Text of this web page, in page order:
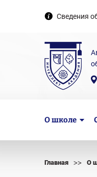
Сведения
О школе
Главная >> О